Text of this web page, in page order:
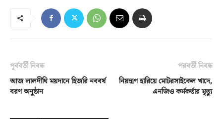
পূর্ববর্তী নিবন্ধ
আজ লালদীঘি ময়দানে হিজরি নববর্ষ
বরণ অনুষ্ঠান
পরবর্তী নিবন্ধ
নিয়ন্ত্রণ হারিয়ে মোটরসাইকেল খাদে,
এনজিও কর্মকর্তার মৃত্যু